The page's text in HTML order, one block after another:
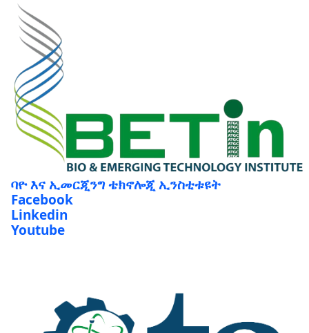
ባዮ እና ኢመርጂንግ ቴክኖሎጂ ኢንስቲቱዩት
Facebook
Linkedin
Youtube